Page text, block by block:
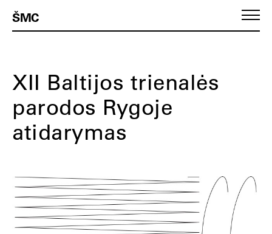
ŠMC
XII Baltijos trienalės
parodos Rygoje
atidarymas